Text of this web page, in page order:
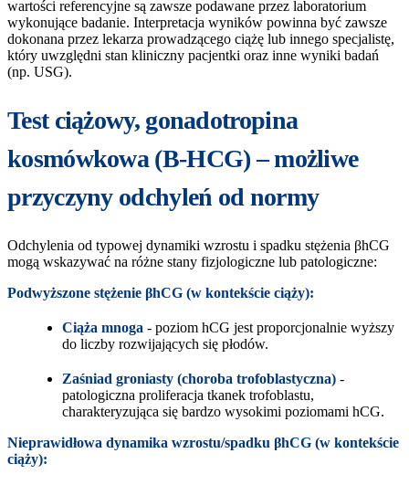
wartości referencyjne są zawsze podawane przez laboratorium
wykonujące badanie. Interpretacja wyników powinna być zawsze
dokonana przez lekarza prowadzącego ciążę lub innego specjalistę,
który uwzględni stan kliniczny pacjentki oraz inne wyniki badań
(np. USG).
Test ciążowy, gonadotropina
kosmówkowa (B-HCG) – możliwe
przyczyny odchyleń od normy
Odchylenia od typowej dynamiki wzrostu i spadku stężenia βhCG
mogą wskazywać na różne stany fizjologiczne lub patologiczne:
Podwyższone stężenie βhCG (w kontekście ciąży):
Ciąża mnoga - poziom hCG jest proporcjonalnie wyższy
do liczby rozwijających się płodów.
Zaśniad groniasty (choroba trofoblastyczna) -
patologiczna proliferacja tkanek trofoblastu,
charakteryzująca się bardzo wysokimi poziomami hCG.
Nieprawidłowa dynamika wzrostu/spadku βhCG (w kontekście
ciąży):